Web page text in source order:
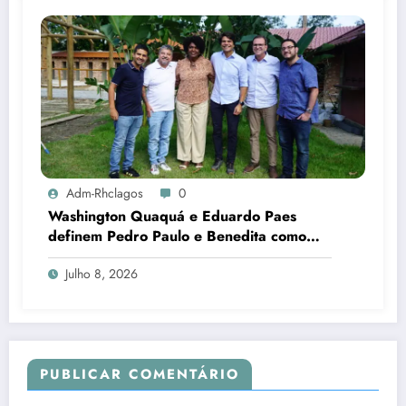
Adm-Rhclagos 0
Washington Quaquá e Eduardo Paes
definem Pedro Paulo e Benedita como
candidatos ao Senado no Rio
Julho 8, 2026
PUBLICAR COMENTÁRIO